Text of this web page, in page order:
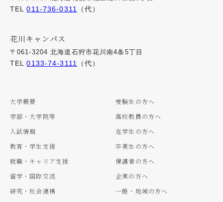
TEL011-736-0311 （代）
花川キャンパス
〒061-3204 北海道石狩市花川南4条5丁目
TEL0133-74-3111 （代）
大学概要
学部・大学院等
入試情報
教育・学生支援
就職・キャリア支援
留学・国際交流
研究・社会連携
受験生の方へ
高校教員の方へ
在学生の方へ
卒業生の方へ
保護者の方へ
企業の方へ
一般・地域の方へ